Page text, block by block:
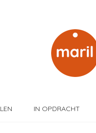
IN OPDRACHT